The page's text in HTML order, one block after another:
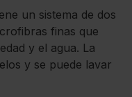
un sistema de dos
finas que
y el agua. La
y se puede lavar